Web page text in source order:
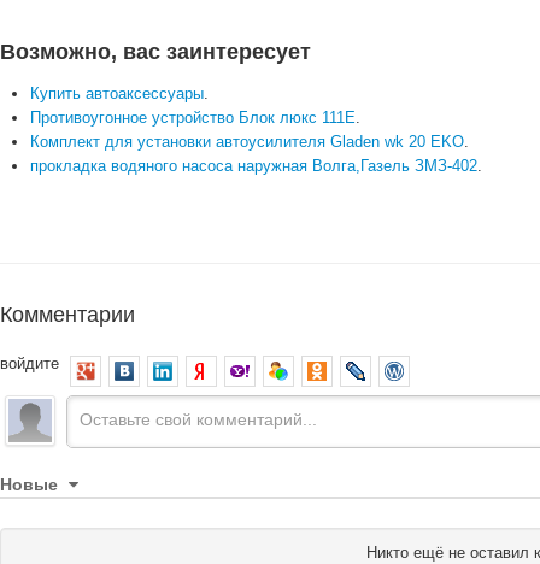
Возможно, вас заинтересует
Купить автоаксессуары.
Противоугонное устройство Блок люкс 111E.
Комплект для установки автоусилителя Gladen wk 20 EKO.
прокладка водяного насоса наружная Волга,Газель ЗМЗ-402.
Комментарии
войдите
Новые
Никто ещё не оставил